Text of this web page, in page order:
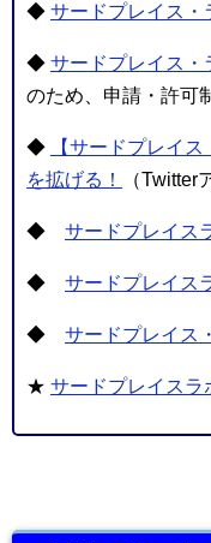
◆ サードプレイス・
◆ サードプレイス・
のため、申請・許可
◆
【サードプレイ
を拡げる！
（Twitter
◆ サードプレイス
◆ サードプレイス
◆ サードプレイス
★ サードプレイスラ